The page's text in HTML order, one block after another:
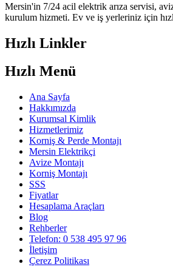
Mersin'in 7/24 acil elektrik arıza servisi,
kurulum hizmeti. Ev ve iş yerleriniz için
Hızlı Linkler
Hızlı Menü
Ana Sayfa
Hakkımızda
Kurumsal Kimlik
Hizmetlerimiz
Korniş & Perde Montajı
Mersin Elektrikçi
Avize Montajı
Korniş Montajı
SSS
Fiyatlar
Hesaplama Araçları
Blog
Rehberler
Telefon: 0 538 495 97 96
İletişim
Çerez Politikası